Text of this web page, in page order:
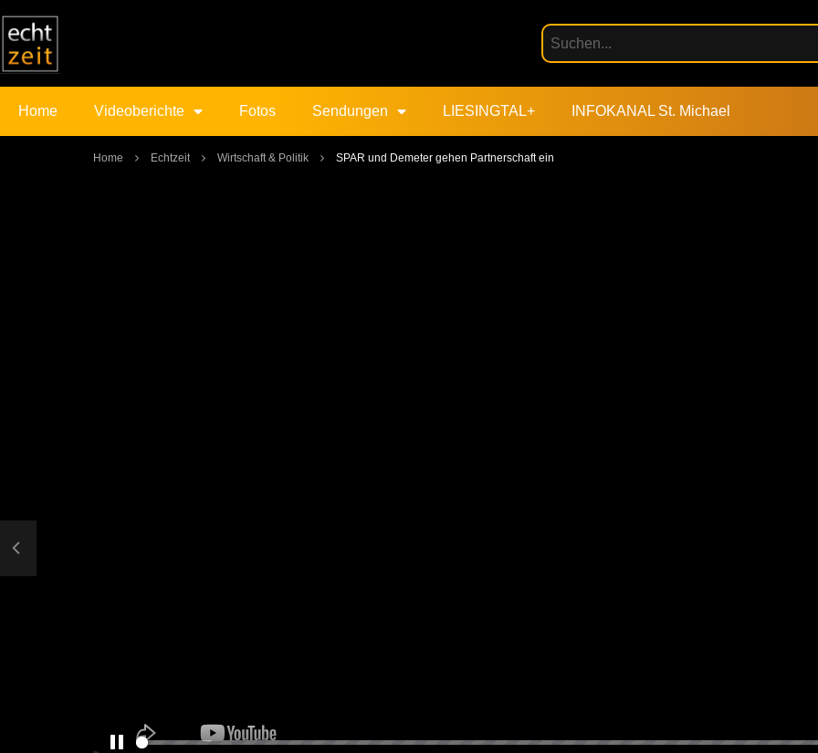
Home Videoberichte Fotos Sendungen LIESINGTAL+ INFOKANAL St. Michael
Home Echtzeit Wirtschaft & Politik SPAR und Demeter gehen Partnerschaft ein